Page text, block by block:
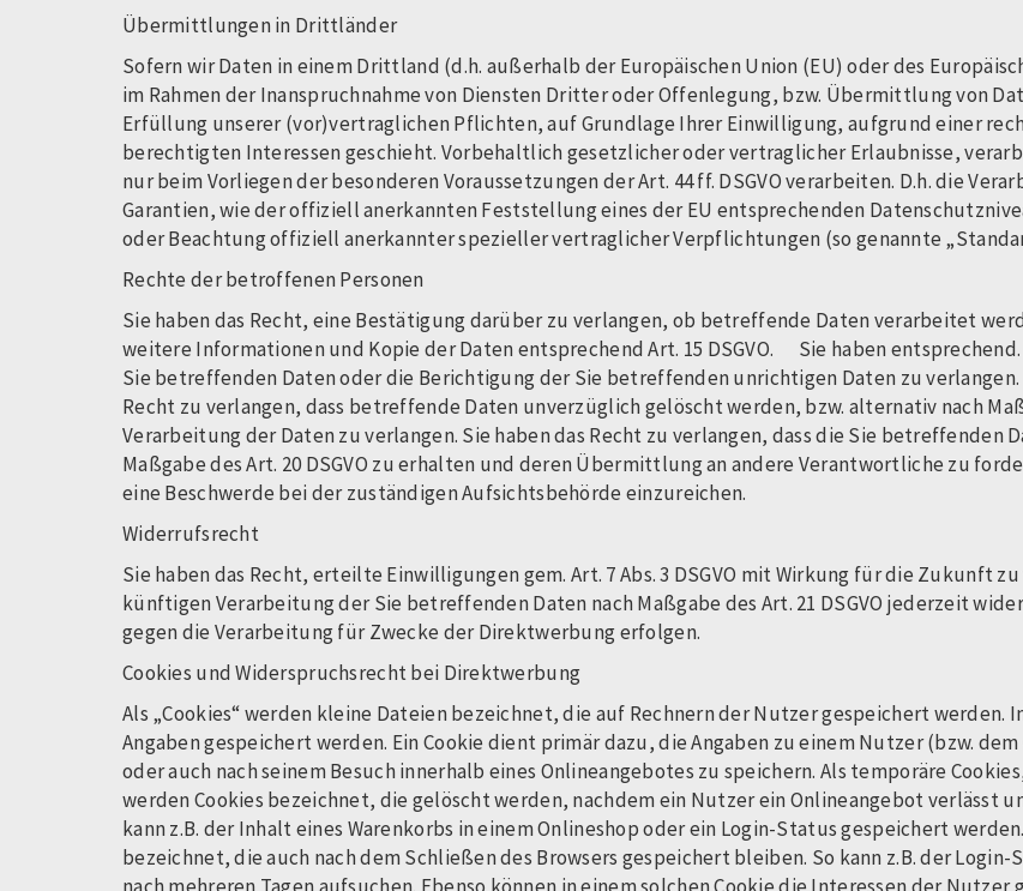
Übermittlungen in Drittländer
Sofern wir Daten in einem Drittland (d.h. außerhalb der Europäischen Union (EU) oder des
im Rahmen der Inanspruchnahme von Diensten Dritter oder Offenlegung, bzw. Übermittlung von
Erfüllung unserer (vor)vertraglichen Pflichten, auf Grundlage Ihrer Einwilligung, aufgrund einer
berechtigten Interessen geschieht. Vorbehaltlich gesetzlicher oder vertraglicher Erlaubnisse,
nur beim Vorliegen der besonderen Voraussetzungen der Art. 44 ff. DSGVO verarbeiten. D.h. die
Garantien, wie der offiziell anerkannten Feststellung eines der EU entsprechenden
oder Beachtung offiziell anerkannter spezieller vertraglicher Verpflichtungen (so genannte
Rechte der betroffenen Personen
Sie haben das Recht, eine Bestätigung darüber zu verlangen, ob betreffende Daten verarbeitet
weitere Informationen und Kopie der Daten entsprechend Art. 15 DSGVO. Sie haben entsprechend.
Sie betreffenden Daten oder die Berichtigung der Sie betreffenden unrichtigen Daten zu verlangen.
Recht zu verlangen, dass betreffende Daten unverzüglich gelöscht werden, bzw. alternativ nach
Verarbeitung der Daten zu verlangen. Sie haben das Recht zu verlangen, dass die Sie betreffenden
Maßgabe des Art. 20 DSGVO zu erhalten und deren Übermittlung an andere Verantwortliche zu
eine Beschwerde bei der zuständigen Aufsichtsbehörde einzureichen.
Widerrufsrecht
Sie haben das Recht, erteilte Einwilligungen gem. Art. 7 Abs. 3 DSGVO mit Wirkung für die Zukunft
künftigen Verarbeitung der Sie betreffenden Daten nach Maßgabe des Art. 21 DSGVO jederzeit
gegen die Verarbeitung für Zwecke der Direktwerbung erfolgen.
Cookies und Widerspruchsrecht bei Direktwerbung
Als „Cookies“ werden kleine Dateien bezeichnet, die auf Rechnern der Nutzer gespeichert werden.
Angaben gespeichert werden. Ein Cookie dient primär dazu, die Angaben zu einem Nutzer (bzw.
oder auch nach seinem Besuch innerhalb eines Onlineangebotes zu speichern. Als temporäre
werden Cookies bezeichnet, die gelöscht werden, nachdem ein Nutzer ein Onlineangebot verlässt
kann z.B. der Inhalt eines Warenkorbs in einem Onlineshop oder ein Login-Status gespeichert
bezeichnet, die auch nach dem Schließen des Browsers gespeichert bleiben. So kann z.B. der